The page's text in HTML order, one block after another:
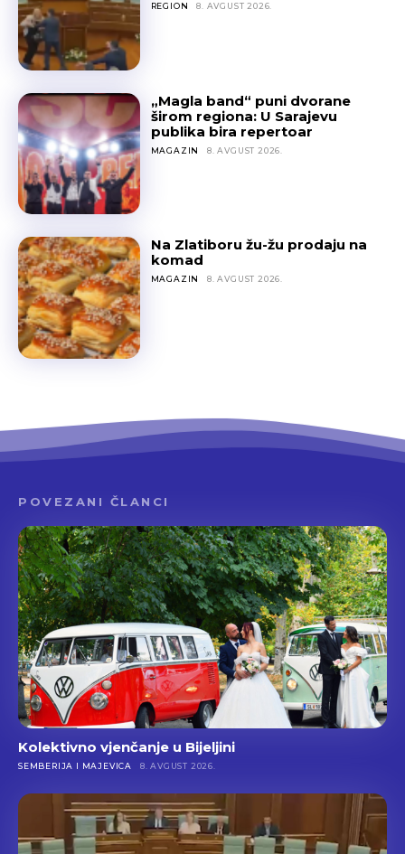
REGION 8. AVGUST 2026.
„Magla band“ puni dvorane
širom regiona: U Sarajevu
publika bira repertoar
MAGAZIN 8. AVGUST 2026.
Na Zlatiboru žu-žu prodaju na
komad
MAGAZIN 8. AVGUST 2026.
POVEZANI ČLANCI
Kolektivno vjenčanje u Bijeljini
SEMBERIJA I MAJEVICA 8. AVGUST 2026.